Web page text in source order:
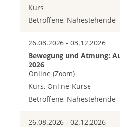
Kurs
Betroffene, Nahestehende
26.08.2026 - 03.12.2026
Bewegung und Atmung:
2026
Online (Zoom)
Kurs, Online-Kurse
Betroffene, Nahestehende
26.08.2026 - 02.12.2026